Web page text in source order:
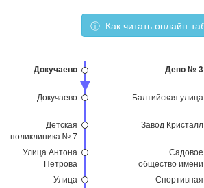
Докучаево
Докучаево
Детская
поликлиника № 7
Улица Антона
Петрова
Улица
Депо № 3
Балтийская улица
Завод Кристалл
Садовое
общество имени
Спортивная